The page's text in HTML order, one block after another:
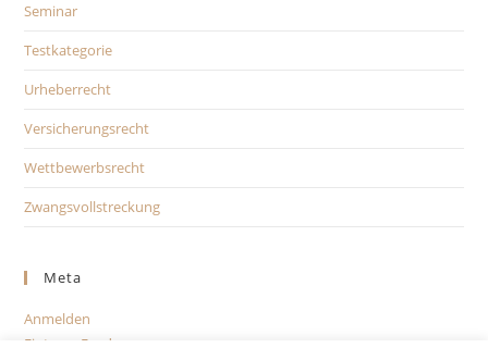
Seminar
Testkategorie
Urheberrecht
Versicherungsrecht
Wettbewerbsrecht
Zwangsvollstreckung
Meta
Anmelden
Eintrags-Feed